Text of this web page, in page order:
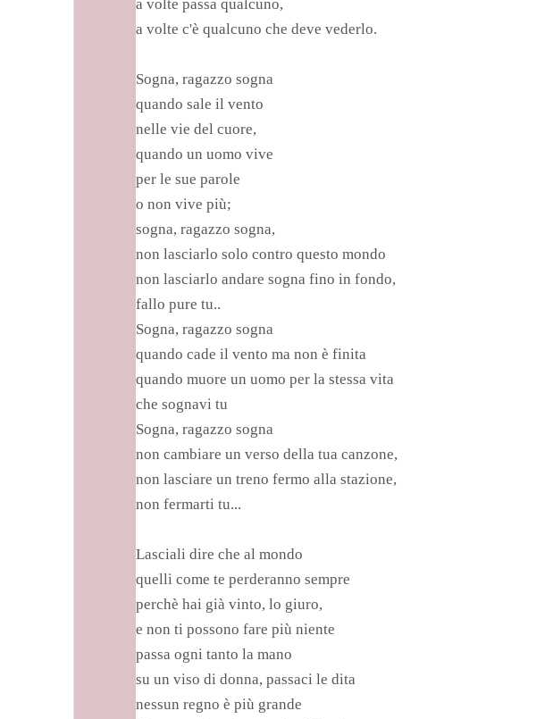
a volte passa qualcuno,
a volte c'è qualcuno che deve vederlo.
Sogna, ragazzo sogna
quando sale il vento
nelle vie del cuore,
quando un uomo vive
per le sue parole
o non vive più;
sogna, ragazzo sogna,
non lasciarlo solo contro questo mondo
non lasciarlo andare sogna fino in fondo,
fallo pure tu..
Sogna, ragazzo sogna
quando cade il vento ma non è finita
quando muore un uomo per la stessa vita
che sognavi tu
Sogna, ragazzo sogna
non cambiare un verso della tua canzone,
non lasciare un treno fermo alla stazione,
non fermarti tu...
Lasciali dire che al mondo
quelli come te perderanno sempre
perchè hai già vinto, lo giuro,
e non ti possono fare più niente
passa ogni tanto la mano
su un viso di donna, passaci le dita
nessun regno è più grande